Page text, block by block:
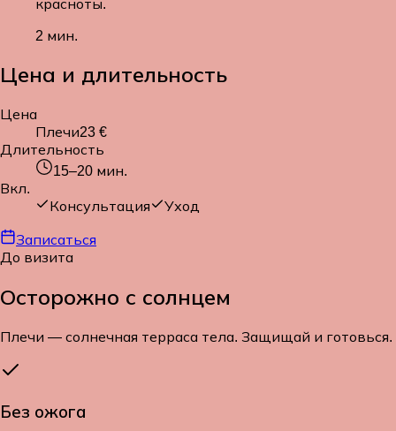
2 мин.
Цена и длительность
Цена
Плечи23 €
Длительность
15–20 мин.
Вкл.
Консультация
Уход
Записаться
До визита
Осторожно с солнцем
Плечи — солнечная терраса тела. Защищай и готовься.
Без ожога